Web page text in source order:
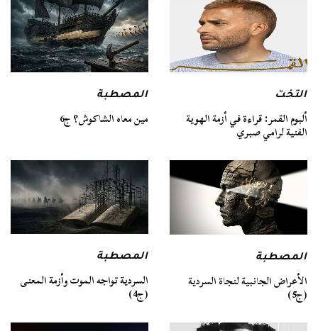
التخت
ألبوم القمر: قراءة في أزمة الهوية
الفنية لرامي صبري
المصطبة
مين معاه الشاكوش؟ ج6
المصطبة
الأعراض الجانبية لنجاة السردية
(ج5)
المصطبة
السردية تواجه الموت وأزمة المعنى
(ج4)